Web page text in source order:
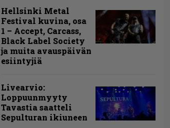
Hellsinki Metal
Festival kuvina, osa
1 – Accept, Carcass,
Black Label Society
ja muita avauspäivän
esiintyjiä
Livearvio:
Loppuunmyyty
Tavastia saatteli
Sepulturan ikiuneen